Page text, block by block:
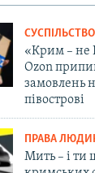
СУСПІЛЬСТВО
«Крим – не
Ozon
замовлень
півострові
ПРАВА
Мить – і ти